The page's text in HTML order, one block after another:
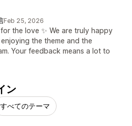
Feb 25, 2026
the love ✨ We are truly happy
the theme and the
Your feedback means a lot to
ン
すべてのテーマ